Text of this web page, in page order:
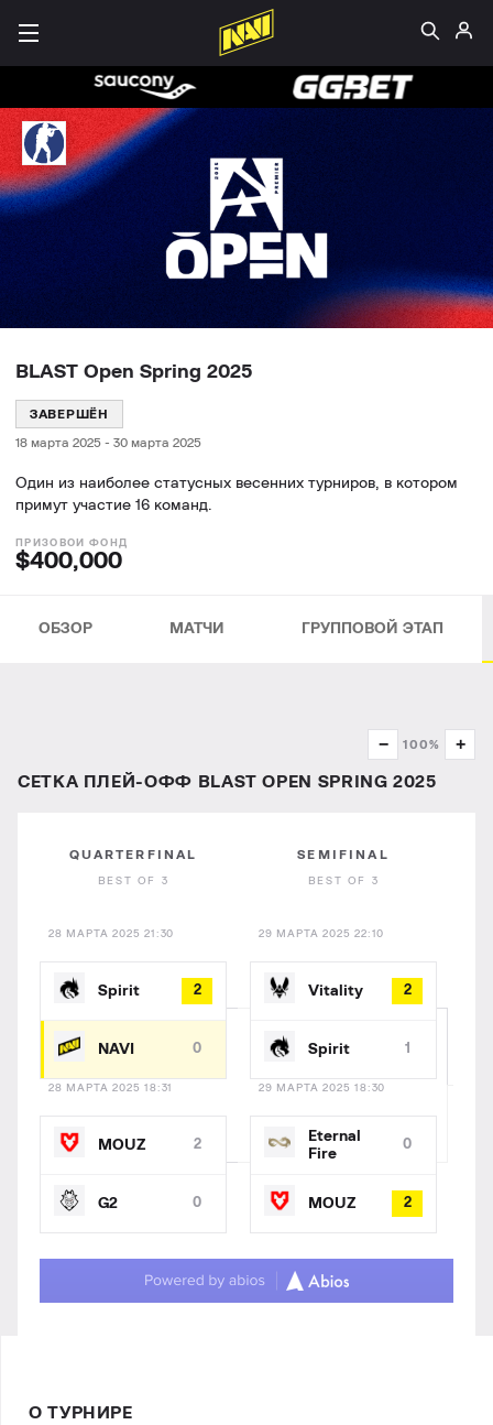
BLAST Open Spring 2025
ЗАВЕРШЁН
18 марта 2025 - 30 марта 2025
Один из наиболее статусных весенних турниров, в котором
примут участие 16 команд.
$400,000
ОБЗОР МАТЧИ ГРУППОВОЙ ЭТАП
− 100% +
СЕТКА ПЛЕЙ-ОФФ BLAST OPEN SPRING 2025
QUARTERFINAL
BEST OF 3
Spirit 2
NAVI 0
28 МАРТА 2025 21:30
MOUZ 2
G2 0
28 МАРТА 2025 18:31
SEMIFINAL
BEST OF 3
Vitality 2
Spirit 1
29 МАРТА 2025 22:10
Eternal
Fire
0
MOUZ 2
29 МАРТА 2025 18:30
О ТУРНИРЕ